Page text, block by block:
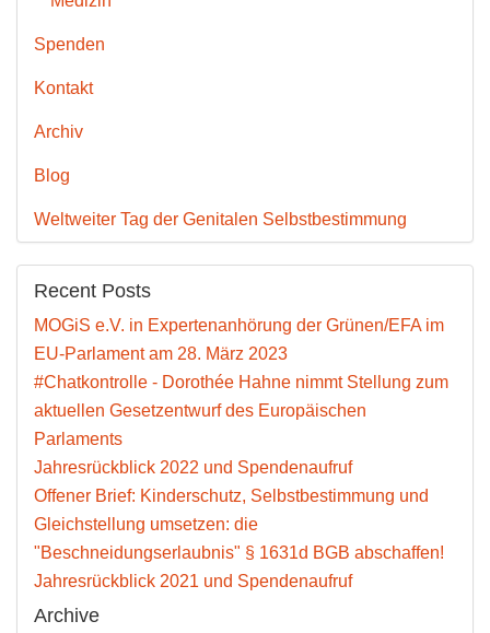
Spenden
Kontakt
Archiv
Blog
Weltweiter Tag der Genitalen Selbstbestimmung
Recent Posts
MOGiS e.V. in Expertenanhörung der Grünen/EFA im
EU-Parlament am 28. März 2023
#Chatkontrolle - Dorothée Hahne nimmt Stellung zum
aktuellen Gesetzentwurf des Europäischen
Parlaments
Jahresrückblick 2022 und Spendenaufruf
Offener Brief: Kinderschutz, Selbstbestimmung und
Gleichstellung umsetzen: die
"Beschneidungserlaubnis" § 1631d BGB abschaffen!
Jahresrückblick 2021 und Spendenaufruf
Archive